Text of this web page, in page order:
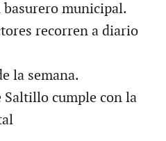
basurero municipal.
recorren a diario
la semana.
cumple con la